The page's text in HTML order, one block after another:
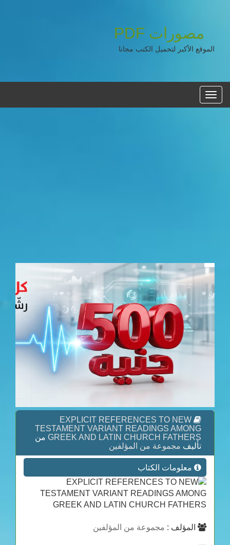
مصورات PDF
الموقع الأكبر لتحميل الكتب مجانا
القائمه
الرئيسية
EXPLICIT REFERENCES TO NEW
TESTAMENT VARIANT READINGS AMONG
GREEK AND LATIN CHURCH FATHERS من
تأليف مجموعة من المؤلفين
معلومات الكتاب
المؤلف : مجموعة من المؤلفين